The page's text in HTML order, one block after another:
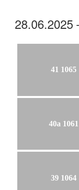
28.06.2025
41 1065
40a 1061
39 1064